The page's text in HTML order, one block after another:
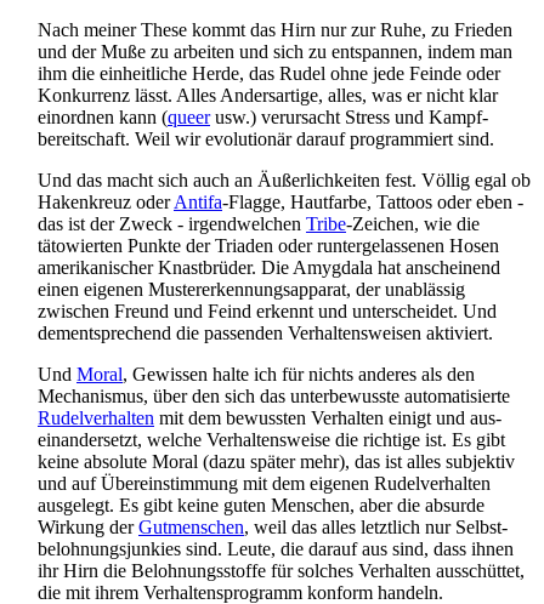
Nach meiner These kommt das Hirn nur zur Ruhe, zu Frieden
und der Muße zu arbeiten und sich zu entspannen, indem man
ihm die einheitliche Herde, das Rudel ohne jede Feinde oder
Konkurrenz lässt. Alles Andersartige, alles, was er nicht klar
einordnen kann (queerusw.) verursacht Stress und Kampf­
bereitschaft. Weil wir evolutionär darauf programmiert sind.
Und das macht sich auch an Äußerlichkeiten fest. Völlig egal ob
Hakenkreuz oderAntifa-Flagge, Hautfarbe, Tattoos oder eben -
das ist der Zweck - irgendwelchen Tribe-Zeichen, wie die
tätowierten Punkte der Triaden oder runter­gelassenen Hosen
amerikanischer Knastbrüder. Die Amygdala hat anscheinend
einen eigenen Muster­erkennungs­apparat, der unablässig
zwischen Freund und Feind erkennt und unterscheidet. Und
dementsprechend die passenden Verhaltens­weisen aktiviert.
Und Moral, Gewissen halte ich für nichts anderes als den
Mechanismus, über den sich das unterbewusste automatisierte
Rudelverhalten mit dem bewussten Verhalten einigt und aus­
einander­setzt, welche Verhaltensweise die richtige ist. Es gibt
keine absolute Moral (dazu später mehr), das ist alles subjektiv
und auf Über­einstimmung mit dem eigenen Rudel­verhalten
ausgelegt. Es gibt keine guten Menschen, aber die absurde
Wirkung derGutmenschen, weil das alles letztlich nur Selbst­
belohnungs­junkies sind. Leute, die darauf aus sind, dass ihnen
ihr Hirn die Belohnungs­stoffe für solches Verhalten ausschüttet,
die mit ihrem Verhaltens­programm konform handeln.